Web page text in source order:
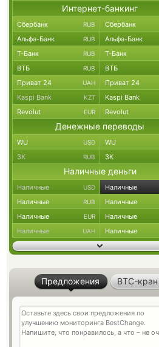
Интернет-банкинг
Сбербанк RUB Сбербанк
Альфа-Банк RUB Альфа-Банк
Т-Банк RUB Т-Банк
ВТБ RUB ВТБ
Приват 24 UAH Приват 24
Kaspi Bank KZT Kaspi Bank
Revolut EUR Revolut
Денежные переводы
WU USD WU
ЗК RUB ЗК
Наличные деньги
Наличные USD Наличные
Наличные RUB Наличные
Наличные EUR Наличные
Наличные UAH Наличные
Предложения BTC-кран